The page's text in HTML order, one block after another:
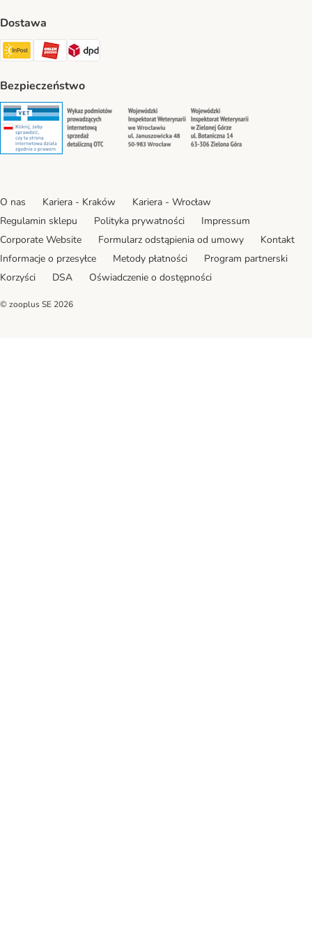
Dostawa
Paczkomat® Shipping Method
ORLEN Paczka Shipping Method
Bezpieczeństwo
Security Security Security
O nas Kariera - Kraków
Kariera - Wrocław
Regulamin sklepu
Polityka prywatności
Impressum
Corporate Website
Formularz odstąpienia od umowy
Kontakt
Informacje o przesyłce
Metody płatności
Program partnerski
Korzyści
DSA Oświadczenie o dostępności
© zooplus SE 2026